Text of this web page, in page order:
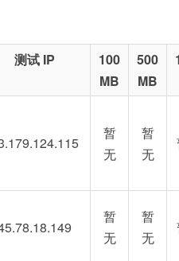
测试 IP
100
MB
500
MB
暂
无
暂
无
暂
无
暂
无